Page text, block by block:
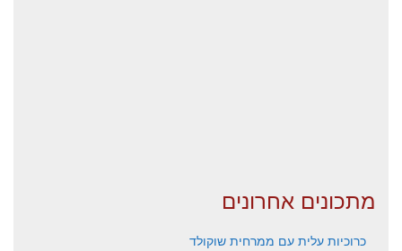
מתכונים אחרונים
כרוכיות עלית עם ממרחית שוקולד